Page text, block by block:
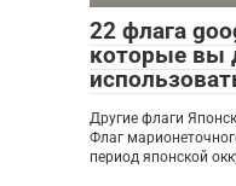
22 флага
которые вы
Другие флаги
Флаг
период японской